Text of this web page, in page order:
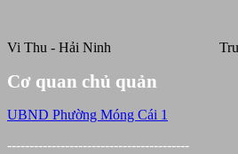
Vi Thu - Hải Ninh
Cơ quan chủ quản
UBND Phường Móng Cái 1
-----------------------------------------